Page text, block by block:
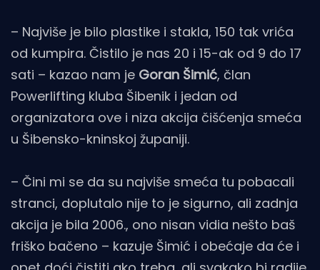
– Najviše je bilo plastike i stakla, 150 tak vrića
od kumpira. Čistilo je nas 20 i 15-ak od 9 do 17
sati – kazao nam je Goran Šimić, član
Powerlifting kluba Šibenik i jedan od
organizatora ove i niza akcija čišćenja smeća
u Šibensko-kninskoj županiji.
– Čini mi se da su najviše smeća tu pobacali
stranci, doplutalo nije to je sigurno, ali zadnja
akcija je bila 2006., ono nisan vidia nešto baš
friško bačeno – kazuje Šimić i obećaje da će i